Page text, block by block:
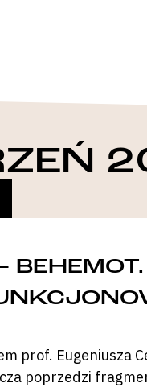
prof. Eugeniusza
poprzedzi